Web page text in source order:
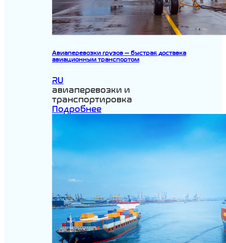
Авиаперевозки грузов — быстрая доставка
авиационным транспортом
RU
авиаперевозки и
транспортировка
Подробнее